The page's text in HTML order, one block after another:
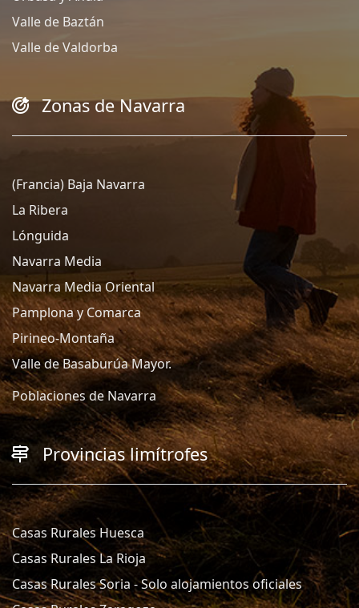
Valle de Baztán
Valle de Valdorba
Zonas de Navarra
(Francia) Baja Navarra
La Ribera
Lónguida
Navarra Media
Navarra Media Oriental
Pamplona y Comarca
Pirineo-Montaña
Valle de Basaburúa Mayor.
Poblaciones de Navarra
Provincias limítrofes
Casas Rurales Huesca
Casas Rurales La Rioja
Casas Rurales Soria - Solo alojamientos oficiales